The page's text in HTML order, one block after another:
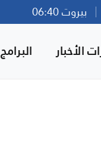
بيروت 06:40
الأخبار البرامج